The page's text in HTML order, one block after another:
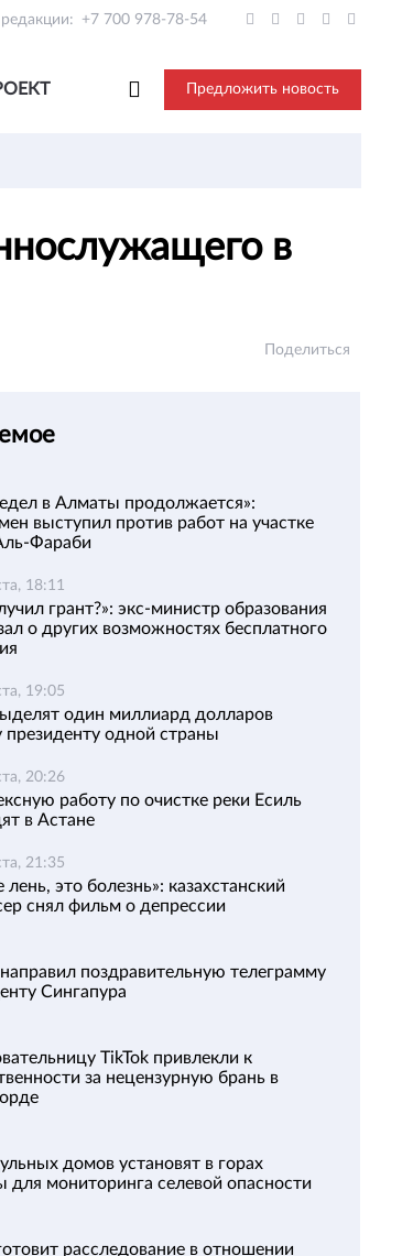
редакции: +7 700 978-78-54
Предложить новость
в
Поделиться
в Алматы продолжается»:
выступил против работ на участке
Фараби
18:11
грант?»: экс-министр образования
о других возможностях бесплатного
19:05
один миллиард долларов
президенту одной страны
20:26
работу по очистке реки Есиль
в Астане
21:35
лень, это болезнь»: казахстанский
снял фильм о депрессии
направил поздравительную телеграмму
Сингапура
TikTok привлекли к
за нецензурную брань в
домов установят в горах
для мониторинга селевой опасности
расследование в отношении